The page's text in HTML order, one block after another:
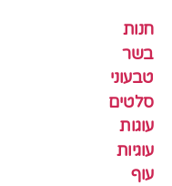
חנות
בשר
טבעוני
סלטים
עוגות
עוגיות
עוף